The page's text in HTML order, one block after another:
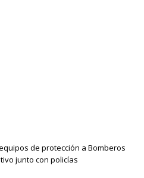
de protección a Bomberos
junto con policías